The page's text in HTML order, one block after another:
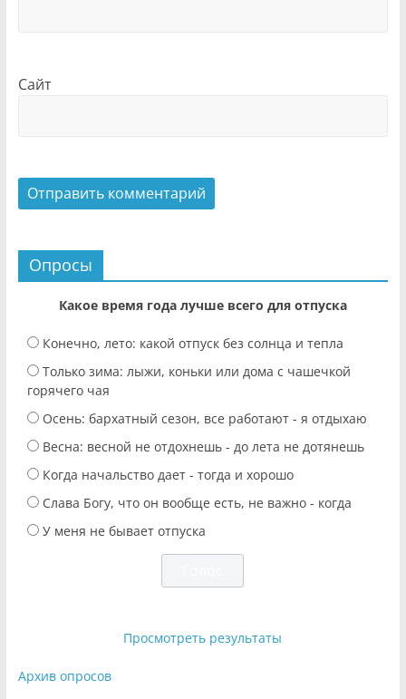
Сайт
Опросы
Какое время года лучше всего для отпуска
Конечно, лето: какой отпуск без солнца и тепла
Только зима: лыжи, коньки или дома с чашечкой
горячего чая
Осень: бархатный сезон, все работают - я отдыхаю
Весна: весной не отдохнешь - до лета не дотянешь
Когда начальство дает - тогда и хорошо
Слава Богу, что он вообще есть, не важно - когда
У меня не бывает отпуска
Просмотреть результаты
Архив опросов